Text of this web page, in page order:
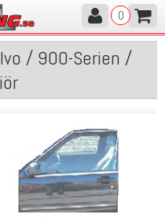
0
/ 900-Serien /